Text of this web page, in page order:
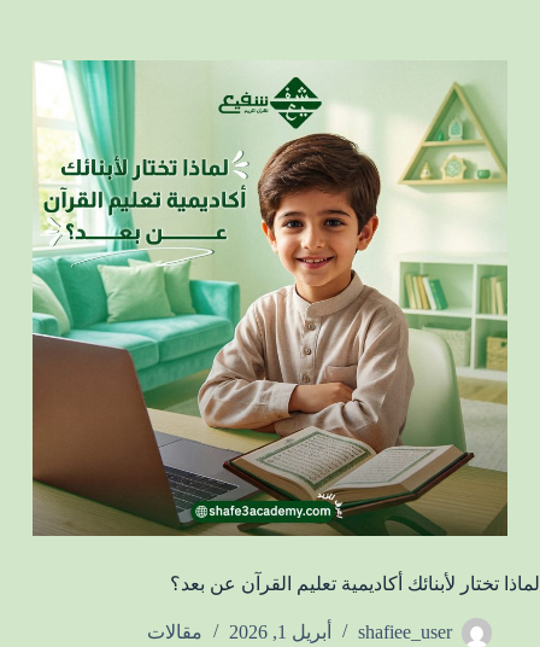
لماذا تختار لأبنائك أكاديمية تعليم القرآن عن بعد؟
shafiee_user أبريل 1, 2026 مقالات